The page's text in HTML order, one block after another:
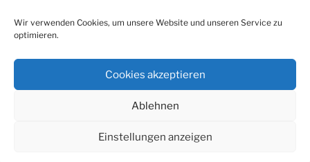
Wir verwenden Cookies, um unsere Website und unseren Service zu
optimieren.
Cookies akzeptieren
Ablehnen
Einstellungen anzeigen
Impressum Datenschutz
Stolz präsentiert von WordPress